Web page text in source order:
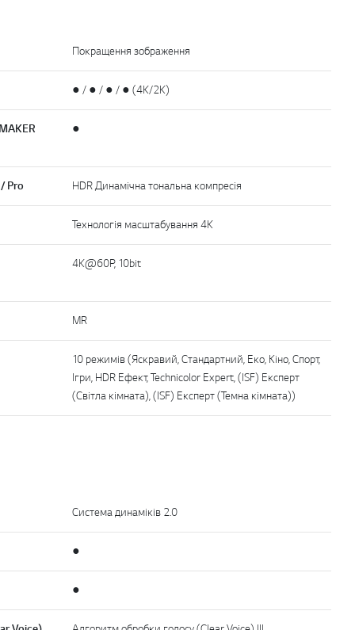
Покращення зображення
● / ● / ● / ● (4K/2K)
●
Pro HDR Динамічна тональна компресія
Технологія масштабування 4K
4K@60P, 10bit
MR
10 режимів (Яскравий, Стандартний, Еко, Кіно, Спорт,
Ігри, HDR Ефект, Technicolor Expert, (ISF) Експерт
(Світла кімната), (ISF) Експерт (Темна кімната))
Система динаміків 2.0
●
●